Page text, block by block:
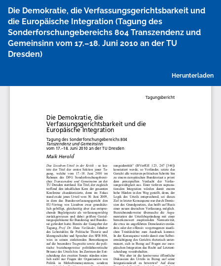
Artikeldetails
zurückkehren
Die Demokratie, die Verfassungsgerichtsbarkeit und
die Europäische Integration (Tagung des
Sonderforschungebereichs 804 Transzendenz und
Gemeinsinn vom 17.–18. Juni 2010 an der TU
Dresden)
Herunterladen